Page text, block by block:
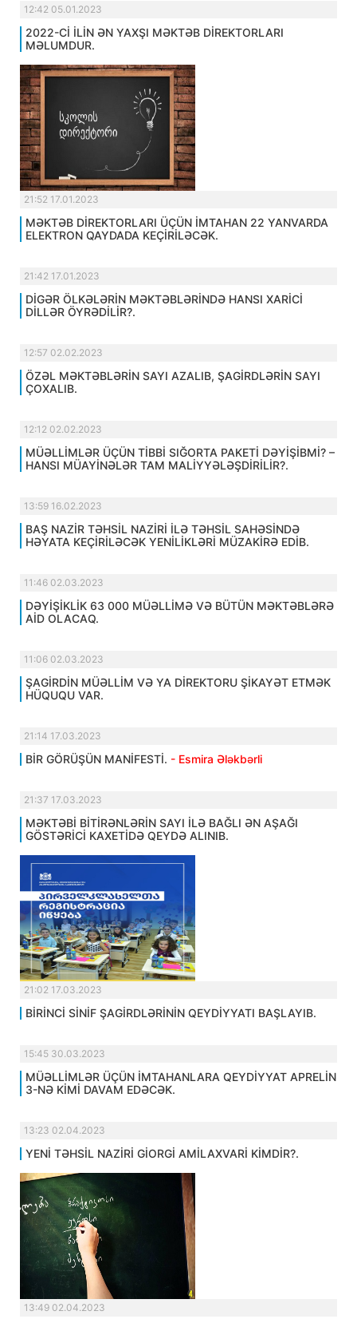
12:42 05.01.2023
2022-Cİ İLİN ƏN YAXŞI MƏKTƏB DİREKTORLARI
MƏLUMDUR.
21:52 17.01.2023
MƏKTƏB DİREKTORLARI ÜÇÜN İMTAHAN 22 YANVARDA
ELEKTRON QAYDADA KEÇİRİLƏCƏK.
21:42 17.01.2023
DİGƏR ÖLKƏLƏRİN MƏKTƏBLƏRİNDƏ HANSI XARİCİ
DİLLƏR ÖYRƏDİLİR?.
12:57 02.02.2023
ÖZƏL MƏKTƏBLƏRİN SAYI AZALIB, ŞAGİRDLƏRİN SAYI
ÇOXALIB.
12:12 02.02.2023
MÜƏLLİMLƏR ÜÇÜN TİBBİ SIĞORTA PAKETİ DƏYİŞİBMİ? –
HANSI MÜAYİNƏLƏR TAM MALİYYƏLƏŞDİRİLİR?.
13:59 16.02.2023
BAŞ NAZİR TƏHSİL NAZİRİ İLƏ TƏHSİL SAHƏSİNDƏ
HƏYATA KEÇİRİLƏCƏK YENİLİKLƏRİ MÜZAKİRƏ EDİB.
11:46 02.03.2023
DƏYİŞİKLİK 63 000 MÜƏLLİMƏ VƏ BÜTÜN MƏKTƏBLƏRƏ
AİD OLACAQ.
11:06 02.03.2023
ŞAGİRDİN MÜƏLLİM VƏ YA DİREKTORU ŞİKAYƏT ETMƏK
HÜQUQU VAR.
21:14 17.03.2023
BİR GÖRÜŞÜN MANİFESTİ. - Esmira Ələkbərli
21:37 17.03.2023
MƏKTƏBİ BİTİRƏNLƏRİN SAYI İLƏ BAĞLI ƏN AŞAĞI
GÖSTƏRİCİ KAXETİDƏ QEYDƏ ALINIB.
21:02 17.03.2023
BİRİNCİ SİNİF ŞAGİRDLƏRİNİN QEYDİYYATI BAŞLAYIB.
15:45 30.03.2023
MÜƏLLİMLƏR ÜÇÜN İMTAHANLARA QEYDİYYAT APRELİN
3-NƏ KİMİ DAVAM EDƏCƏK.
13:23 02.04.2023
YENİ TƏHSİL NAZİRİ GİORGİ AMİLAXVARİ KİMDİR?.
13:49 02.04.2023